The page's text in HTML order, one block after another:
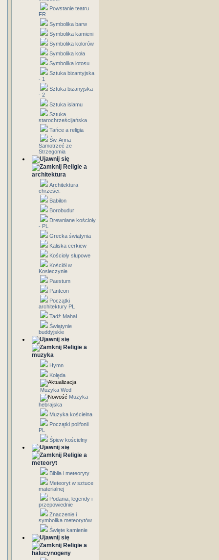
Powstanie teatru
FR
Symbolika barw
Symbolika kamieni
Symbolika kolorów
Symbolika koła
Symbolika lotosu
Sztuka bizantyjska
- 1
Sztuka bizanyjska
- 2
Sztuka islamu
Sztuka
starochrześcijańska
Tańce a religia
Św. Anna
Samotrzeć ze
Strzegomia
Religie a
architektura
Architektura
chrześci.
Babilon
Borobudur
Drewniane kościoły
- PL
Grecka świątynia
Kaliska cerkiew
Kościoły słupowe
Kościół w
Kosieczynie
Paestum
Panteon
Początki
architektury PL
Tadż Mahal
Świątynie
buddyjskie
Religie a
muzyka
Hymn
Kolęda
Muzyka Wed
Muzyka
hebrajska
Muzyka kościelna
Początki polifonii
PL
Śpiew kościelny
Religie a
meteoryt
Biblia i meteoryty
Meteoryt w sztuce
materialnej
Podania, legendy i
przepowiednie
Znaczenie i
symbolika meteorytów
Święte kamienie
Religie a
halucynogeny